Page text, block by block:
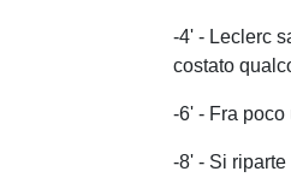
-4' - Leclerc
costato
-6' - Fra poco
-8' - Si riparte